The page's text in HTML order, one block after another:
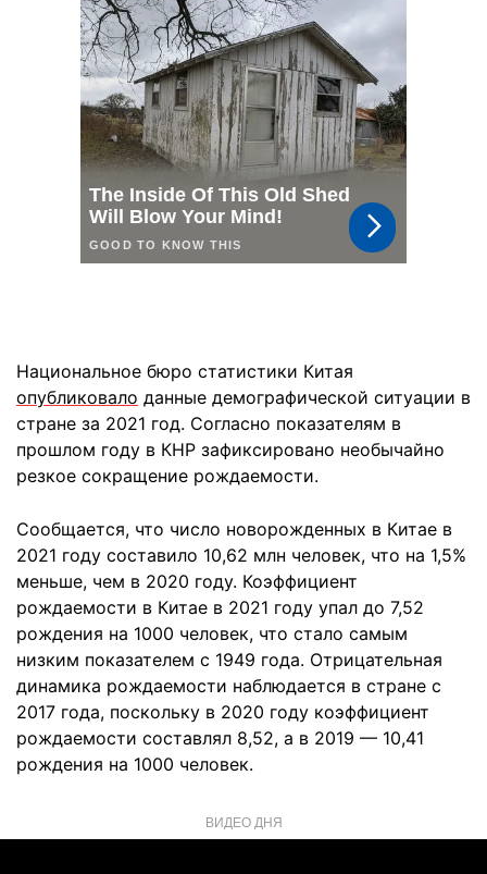
Национальное бюро статистики Китая
опубликовало данные демографической ситуации в
стране за 2021 год. Согласно показателям в
прошлом году в КНР зафиксировано необычайно
резкое сокращение рождаемости.
Сообщается, что число новорожденных в Китае в
2021 году составило 10,62 млн человек, что на 1,5%
меньше, чем в 2020 году. Коэффициент
рождаемости в Китае в 2021 году упал до 7,52
рождения на 1000 человек, что стало самым
низким показателем с 1949 года. Отрицательная
динамика рождаемости наблюдается в стране с
2017 года, поскольку в 2020 году коэффициент
рождаемости составлял 8,52, а в 2019 — 10,41
рождения на 1000 человек.
ВИДЕО ДНЯ